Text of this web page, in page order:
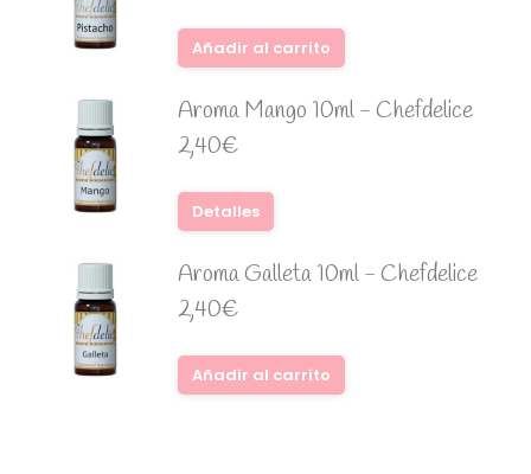
Añadir al carrito
Aroma Mango 10ml - Chefdelice
2,40€
Detalles
Aroma Galleta 10ml - Chefdelice
2,40€
Añadir al carrito